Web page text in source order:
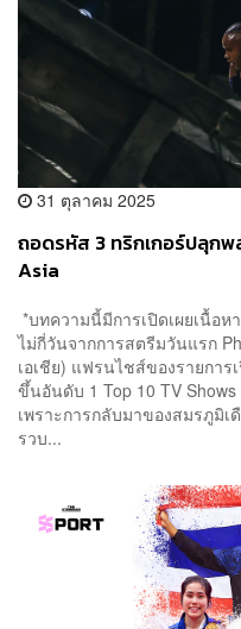
31 ตุลาคม 2025
ถอดรหัส 3 ทริกเกอร์ปลุกพ
Asia
*บทความนี้มีการเปิดเผยเนื้อ
ไม่กี่วันจากการสตรีมวันแรก
เอเชีย) แฟรนไชส์ของรายการ
ขึ้นอันดับ 1 Top 10 TV
เพราะการกลับมาของสมรภูมิ
รวบ...